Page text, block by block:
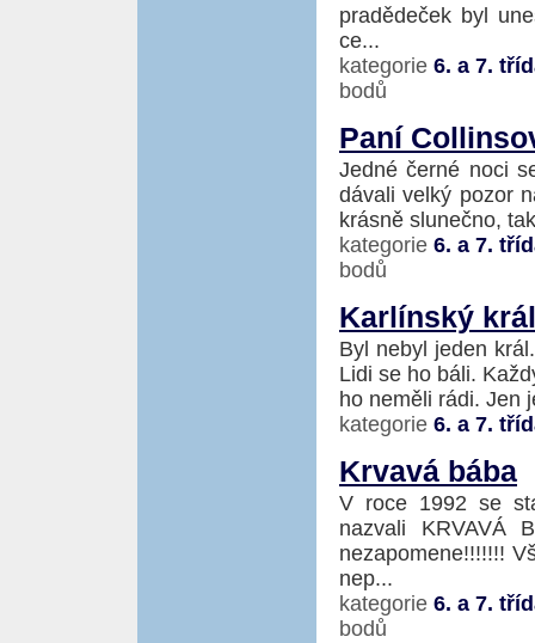
pradědeček byl
ce...
kategorie 6. a 7.
bodů
Paní
Jedné černé noci
dávali velký pozor
krásně slunečno,
kategorie 6. a 7.
bodů
Karlínský král
Byl nebyl jeden
Lidi se ho báli.
ho neměli rádi. Jen
kategorie 6. a 7.
Krvavá bába
V roce 1992 se
nazvali KRVAVÁ
nezapomene!!!!!!!
nep...
kategorie 6. a 7.
bodů